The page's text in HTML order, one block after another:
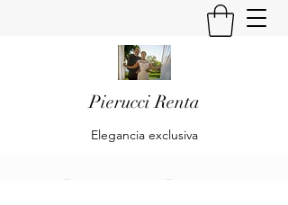
Pierucci Renta
Elegancia exclusiva